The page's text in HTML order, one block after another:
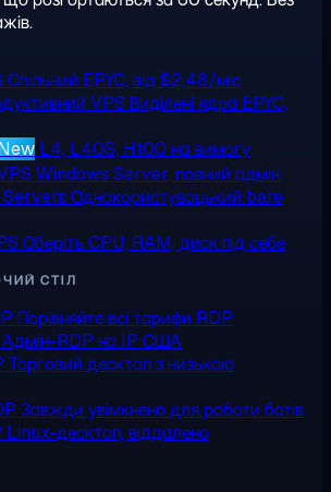
Спільний EPYC, від $2,48/міс
VPS Виділені ядра EPYC,
L4, L40S, H100 на вимогу
Windows Server, повний адмін
Однокористувацький bare
Оберіть CPU, RAM, диск під себе
СТІЛ
Порівняйте всі тарифи RDP
Адмін-RDP на IP США
Торговий десктоп з низькою
Завжди увімкнено для роботи ботів
Linux-десктоп, віддалено